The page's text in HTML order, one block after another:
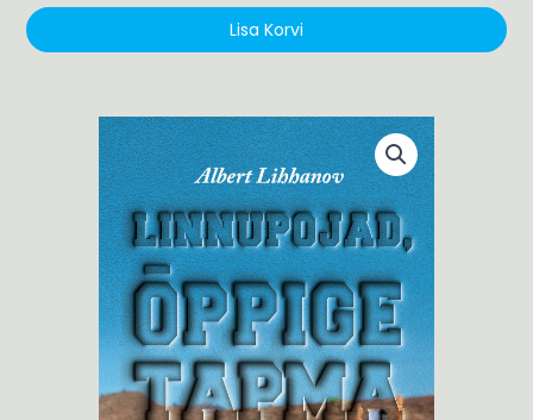
“Linnupojad,
õppige
Lisa Korvi